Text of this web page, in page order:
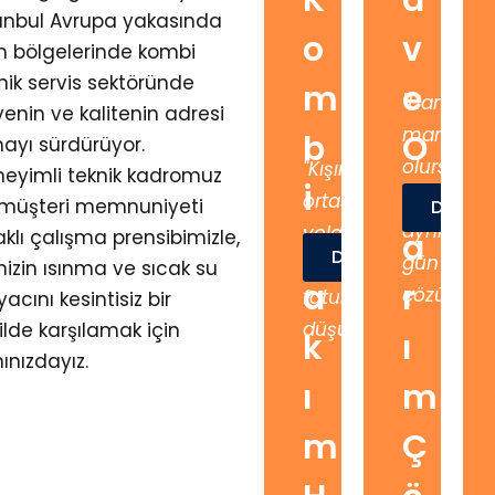
Avrupa yakasında
bölgelerinde kombi
servis sektöründe
ve kalitenin adresi
sürdürüyor.
teknik kadromuz
memnuniyeti
çalışma prensibimizle,
ısınma ve sıcak su
kesintisiz bir
karşılamak için
o
m
b
i
B
a
k
ı
m
"Kışın
ortasında
yolda
kalmayın,
faturaları
düşürün."
Detaylar
v
e
O
n
a
r
ı
m
Ç
"Hangi
marka
olursa
olsun,
aynı
gün
çözüm."